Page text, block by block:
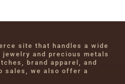
site that handles a wide
and precious metals
brand apparel, and
sales, we also offer a